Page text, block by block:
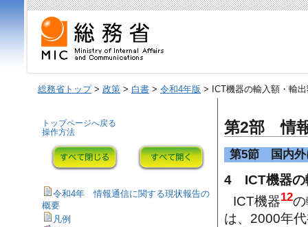
総務省トップ> 政策 > 白書 > 令和4年版 > ICT機器の輸入額・輸
第2部 情
第5節 国内外
4 ICT機器の
ICT機器12
は、2000年
トップページへ戻る
操作方法
令和4年 情報通信に関する現状報告の
概要
凡例